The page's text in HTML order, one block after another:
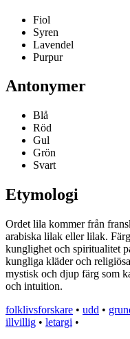
Fiol
Syren
Lavendel
Purpur
Antonymer
Blå
Röd
Gul
Grön
Svart
Etymologi
Ordet lila kommer från
arabiska lilak eller lilak.
kunglighet och spiritualitet
kungliga kläder och
mystisk och djup färg som
och intuition.
folklivsforskare • udd •
illvillig • letargi •